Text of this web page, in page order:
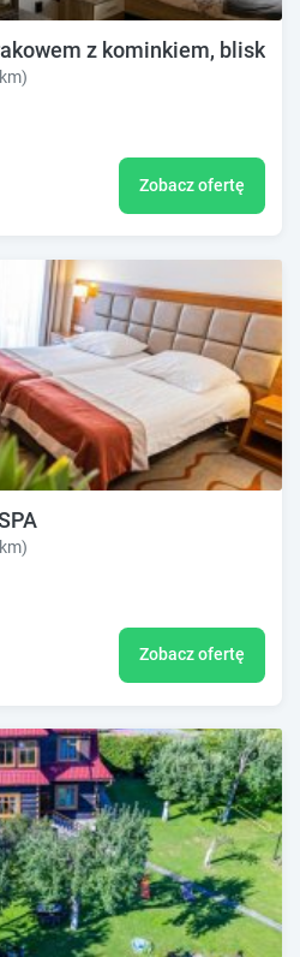
z kominkiem, blisko
Zobacz ofertę
Zobacz ofertę